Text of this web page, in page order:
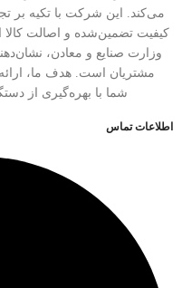
می‌کند. این شرکت با تکیه بر
کیفیت تضمین‌شده و اصالت کالا
وزارت صنایع و معادن،
مشتریان است. هدف ما، ارائه
شما با بهره‌گیری از
اطلاعات تماس